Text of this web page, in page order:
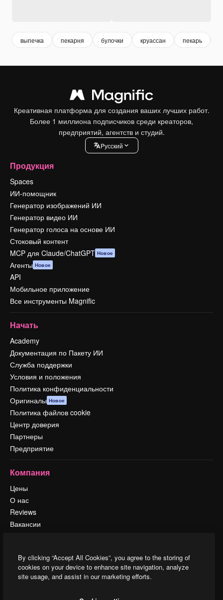
выпечка пекарня булочки круассан пекарь
Креативная платформа для создания ваших лучших работ.
Более 1 миллиона подписчиков среди креаторов,
предприятий, агентств и студий.
Pусский
Продукция
Spaces
ИИ-помощник
Генератор изображений ИИ
Генератор видео ИИ
Генератор голоса на основе ИИ
Стоковый контент
MCP для Claude/ChatGPT Новое
Агенты Новое
API
Мобильное приложение
Все инструменты Magnific
Начать
Academy
Документация по Пакету ИИ
Служба поддержки
Условия и положения
Политика конфиденциальности
Оригиналы Новое
Политика файлов cookie
Центр доверия
Партнеры
Предприятие
Компания
Цены
О нас
Reviews
Вакансии
События
Slidesgo
Продайте свой контент
By clicking “Accept All Cookies”, you agree to the storing of
cookies on your device to enhance site navigation, analyze
site usage, and assist in our marketing efforts.